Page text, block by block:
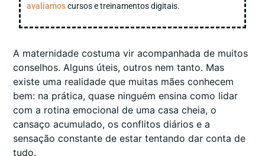
avaliamoscursos e treinamentos digitais.
A maternidade costuma vir acompanhada de muitos
conselhos. Alguns úteis, outros nem tanto. Mas
existe uma realidade que muitas mães conhecem
bem: na prática, quase ninguém ensina como lidar
com a rotina emocional de uma casa cheia, o
cansaço acumulado, os conflitos diários e a
sensação constante de estar tentando dar conta de
tudo.